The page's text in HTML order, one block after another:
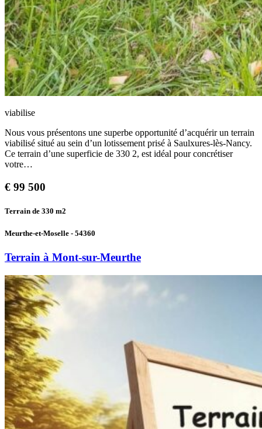
viabilise
Nous vous présentons une superbe opportunité d’acquérir un terrain
viabilisé situé au sein d’un lotissement prisé à Saulxures-lès-Nancy.
Ce terrain d’une superficie de 330 2, est idéal pour concrétiser
votre…
€ 99 500
Terrain de 330 m2
Meurthe-et-Moselle - 54360
Terrain à Mont-sur-Meurthe